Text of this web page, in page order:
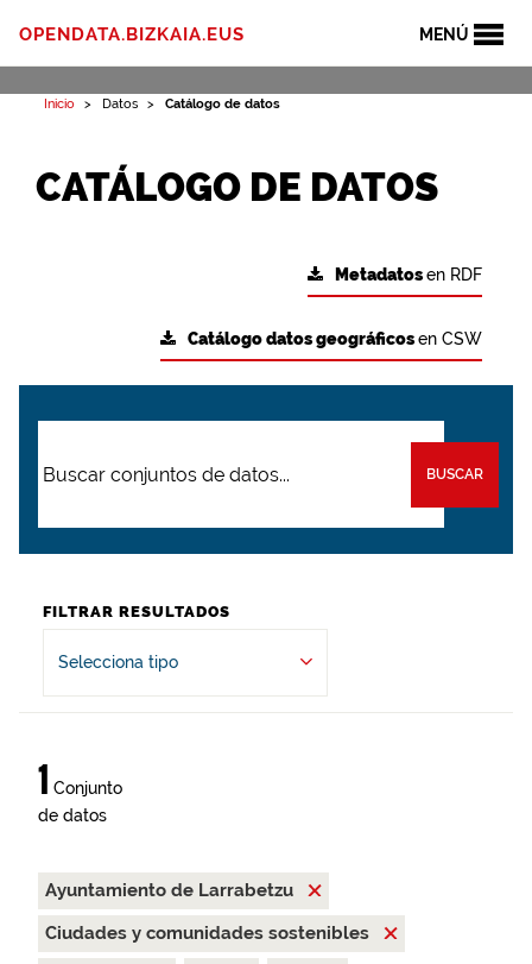
MENÚ
OPENDATA.BIZKAIA.EUS
Inicio Datos Catálogo de datos
CATÁLOGO DE DATOS
Metadatosen RDF
Catálogo datos geográficosen CSW
BUSCAR
FILTRAR RESULTADOS
Selecciona tipo
1 Conjunto
de datos
Ayuntamiento de Larrabetzu
Ciudades y comunidades sostenibles